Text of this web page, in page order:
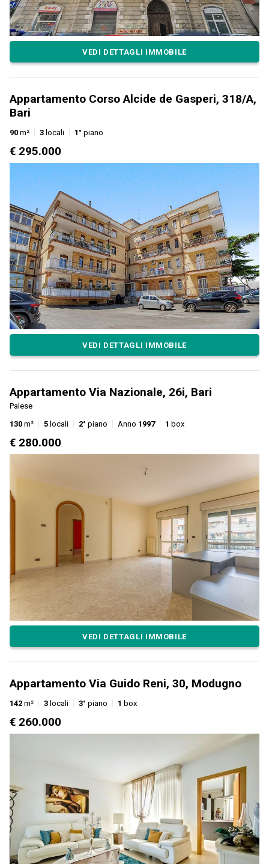
VEDI DETTAGLI IMMOBILE
Appartamento Corso Alcide de Gasperi, 318/A,
Bari
90 m² 3 locali 1° piano
€ 295.000
VEDI DETTAGLI IMMOBILE
Appartamento Via Nazionale, 26i, Bari
Palese
130 m² 5 locali 2° piano Anno 1997 1 box
€ 280.000
VEDI DETTAGLI IMMOBILE
Appartamento Via Guido Reni, 30, Modugno
142 m² 3 locali 3° piano 1 box
€ 260.000